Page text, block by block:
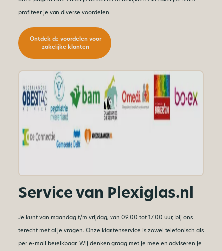
profiteer je van diverse voordelen.
Ontdek de voordelen voor
zakelijke klanten
Service van Plexiglas.nl
Je kunt van maandag t/m vrijdag, van 09.00 tot 17.00 uur, bij ons
terecht met al je vragen. Onze klantenservice is zowel telefonisch als
per e-mail bereikbaar. Wij denken graag met je mee en adviseren je